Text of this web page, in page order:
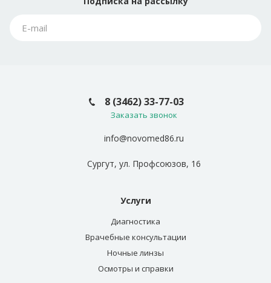
8 (3462) 33-77-03
Заказать звонок
info@novomed86.ru
Сургут, ул. Профсоюзов, 16
Услуги
Диагностика
Врачебные консультации
Ночные линзы
Осмотры и справки